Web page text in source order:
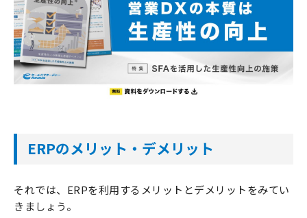
ERPのメリット・デメリット
それでは、ERPを利用するメリットとデメリットをみてい
きましょう。